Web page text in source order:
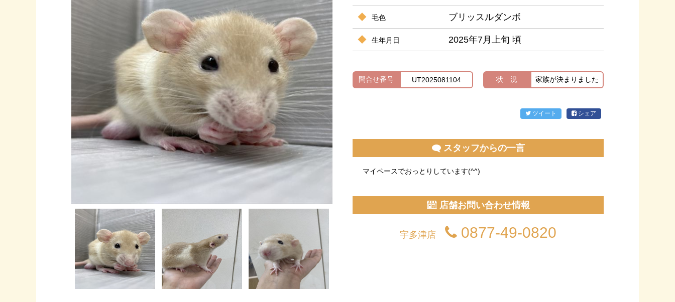
毛色 ブリッスルダンボ
生年月日 2025年7月上旬 頃
問合せ番号 UT2025081104 状 況 家族が決まりました
ツイート シェア
スタッフからの一言
マイペースでおっとりしています(^^)
店舗お問い合わせ情報
宇多津店 0877-49-0820